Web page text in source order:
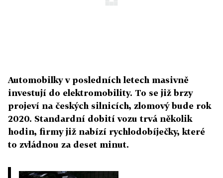
Automobilky v posledních letech masivně
investují do elektromobility. To se již brzy
projeví na českých silnicích, zlomový bude rok
2020. Standardní dobití vozu trvá několik
hodin, firmy již nabízí rychlodobíječky, které
to zvládnou za deset minut.